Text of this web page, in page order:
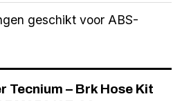
geschikt voor ABS-
Tecnium – Brk Hose Kit